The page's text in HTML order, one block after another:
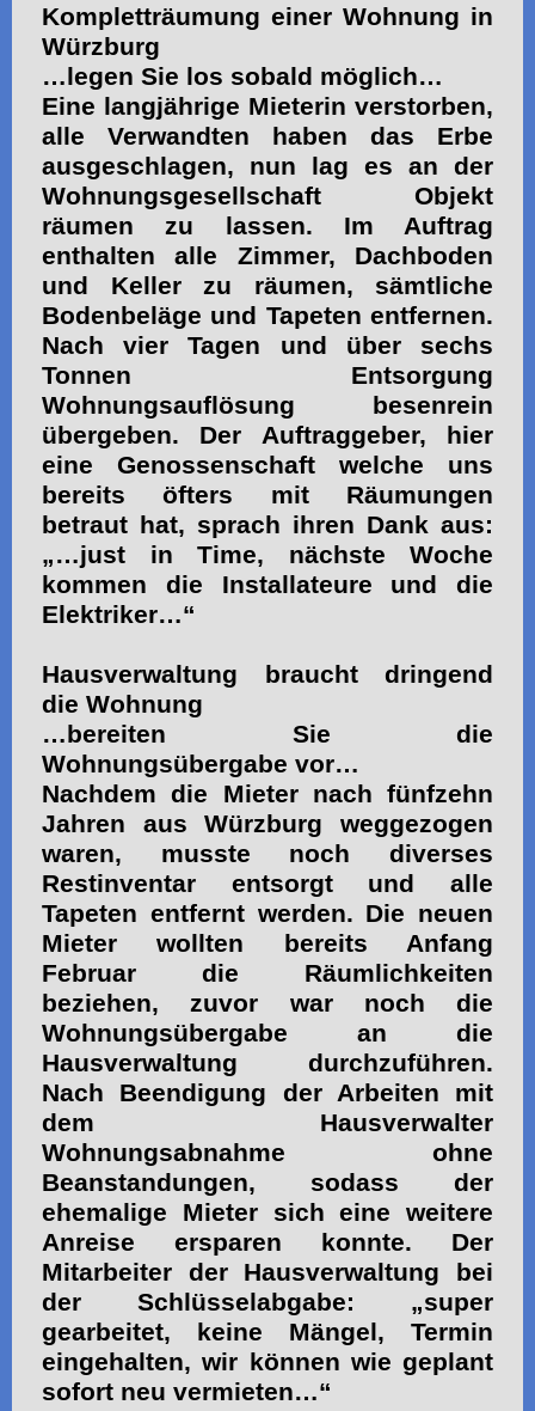
Kompletträumung einer Wohnung in
Würzburg
…legen Sie los sobald möglich…
Eine langjährige Mieterin verstorben,
alle Verwandten haben das Erbe
ausgeschlagen, nun lag es an der
Wohnungsgesellschaft Objekt
räumen zu lassen. Im Auftrag
enthalten alle Zimmer, Dachboden
und Keller zu räumen, sämtliche
Bodenbeläge und Tapeten entfernen.
Nach vier Tagen und über sechs
Tonnen Entsorgung
Wohnungsauflösung besenrein
übergeben. Der Auftraggeber, hier
eine Genossenschaft welche uns
bereits öfters mit Räumungen
betraut hat, sprach ihren Dank aus:
„…just in Time, nächste Woche
kommen die Installateure und die
Elektriker…“
Hausverwaltung braucht dringend
die Wohnung
…bereiten Sie die
Wohnungsübergabe vor…
Nachdem die Mieter nach fünfzehn
Jahren aus Würzburg weggezogen
waren, musste noch diverses
Restinventar entsorgt und alle
Tapeten entfernt werden. Die neuen
Mieter wollten bereits Anfang
Februar die Räumlichkeiten
beziehen, zuvor war noch die
Wohnungsübergabe an die
Hausverwaltung durchzuführen.
Nach Beendigung der Arbeiten mit
dem Hausverwalter
Wohnungsabnahme ohne
Beanstandungen, sodass der
ehemalige Mieter sich eine weitere
Anreise ersparen konnte. Der
Mitarbeiter der Hausverwaltung bei
der Schlüsselabgabe: „super
gearbeitet, keine Mängel, Termin
eingehalten, wir können wie geplant
sofort neu vermieten…“